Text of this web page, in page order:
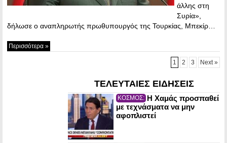
άλλης στη
Συρία»,
δήλωσε ο αναπληρωτής πρωθυπουργός της Τουρκίας, Μπεκίρ…
Περισσότερα »
1 2 3 Next »
ΤΕΛΕΥΤΑΙΕΣ ΕΙΔΗΣΕΙΣ
ΚΟΣΜΟΣ: Η Χαμάς προσπαθεί
με τεχνάσματα να μην
αφοπλιστεί